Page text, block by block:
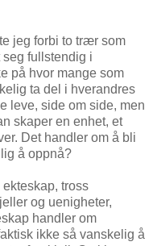
jeg forbi to trær som
fullstendig i
på hvor mange som
ta del i hverandres
leve, side om side, men
skaper en enhet, et
Det handler om å bli
å oppnå?
tross
og uenigheter,
handler om
ikke så vanskelig å